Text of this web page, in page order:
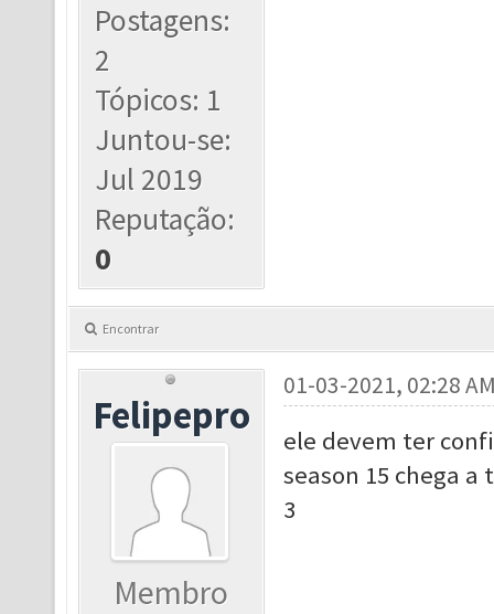
Postagens:
2
Tópicos: 1
Juntou-se:
Jul 2019
Reputação:
0
Encontrar
Felipepro
Membro
01-03-2021, 02:28
ele devem ter
season 15 chega
3